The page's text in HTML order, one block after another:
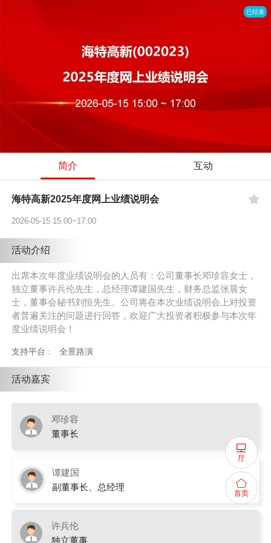
已结束
简介 互动
海特高新2025年度网上业绩说明会
2026-05-15 15:00~17:00
活动介绍
出席本次年度业绩说明会的人员有：公司董事长邓珍容女士，
独立董事许兵伦先生，总经理谭建国先生，财务总监张晨女
士，董事会秘书刘恒先生。公司将在本次业绩说明会上对投资
者普遍关注的问题进行回答，欢迎广大投资者积极参与本次年
度业绩说明会！
支持平台 : 全景路演
活动嘉宾
邓珍容
董事长
谭建国
副董事长、总经理
许兵伦
独立董事
厅
首页